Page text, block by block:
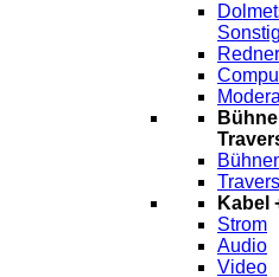
Kabel
Strom
Audio
Video